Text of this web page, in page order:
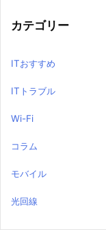
カテゴリー
ITおすすめ
ITトラブル
Wi-Fi
コラム
モバイル
光回線